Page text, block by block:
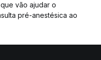
vão ajudar o
pré-anestésica ao